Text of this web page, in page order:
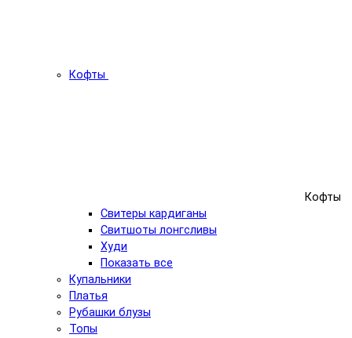
Кофты
Кофты
Свитеры кардиганы
Свитшоты лонгсливы
Худи
Показать все
Купальники
Платья
Рубашки блузы
Топы